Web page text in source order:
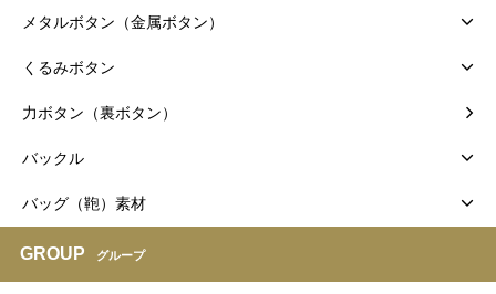
メタルボタン（金属ボタン）
くるみボタン
力ボタン（裏ボタン）
バックル
バッグ（鞄）素材
GROUP グループ